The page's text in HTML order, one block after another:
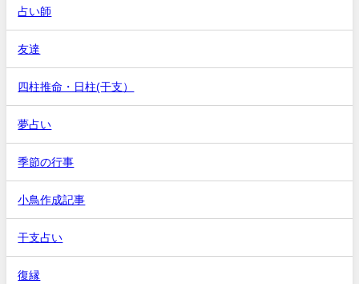
占い師
友達
四柱推命・日柱(干支）
夢占い
季節の行事
小鳥作成記事
干支占い
復縁